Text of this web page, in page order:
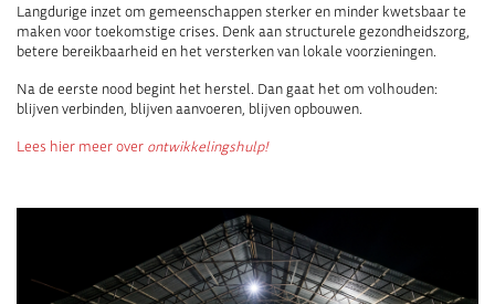
Langdurige inzet om gemeenschappen sterker en minder kwetsbaar te
maken voor toekomstige crises. Denk aan structurele gezondheidszorg,
betere bereikbaarheid en het versterken van lokale voorzieningen.
Na de eerste nood begint het herstel. Dan gaat het om volhouden:
blijven verbinden, blijven aanvoeren, blijven opbouwen.
Lees hier meer over ontwikkelingshulp!